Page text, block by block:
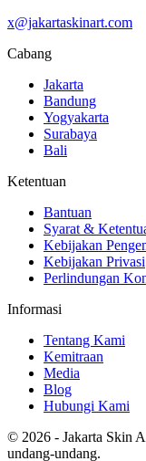
x@jakartaskinart.com
Cabang
Jakarta
Bandung
Yogyakarta
Surabaya
Bali
Ketentuan
Bantuan
Syarat &
Kebijakan
Kebijakan Privasi
Perlindungan
Informasi
Tentang Kami
Kemitraan
Media
Blog
Hubungi Kami
© 2026 - Jakarta Skin
undang-undang.